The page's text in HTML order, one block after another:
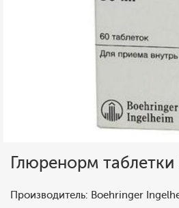
Глюренорм
Производитель: Boehringer